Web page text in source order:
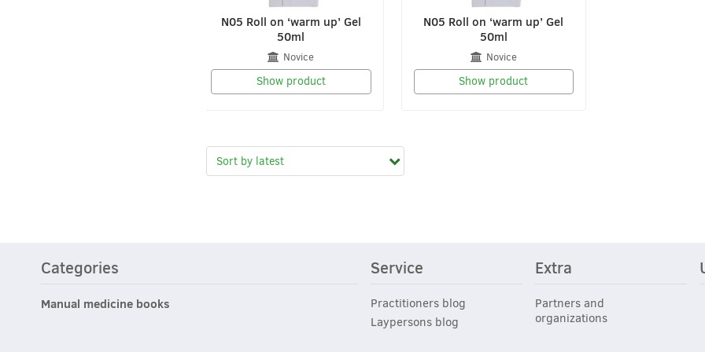
N05 Roll on ‘warm up’ Gel
50ml
Novice
Show product
N05 Roll on ‘warm up’ Gel
50ml
Novice
Show product
Categories
Manual medicine books
Service
Practitioners blog
Laypersons blog
Extra
Partners and
organizations